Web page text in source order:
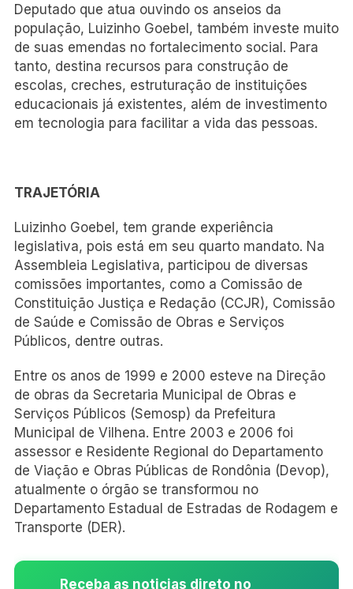
Deputado que atua ouvindo os anseios da
população, Luizinho Goebel, também investe muito
de suas emendas no fortalecimento social. Para
tanto, destina recursos para construção de
escolas, creches, estruturação de instituições
educacionais já existentes, além de investimento
em tecnologia para facilitar a vida das pessoas.
TRAJETÓRIA
Luizinho Goebel, tem grande experiência
legislativa, pois está em seu quarto mandato. Na
Assembleia Legislativa, participou de diversas
comissões importantes, como a Comissão de
Constituição Justiça e Redação (CCJR), Comissão
de Saúde e Comissão de Obras e Serviços
Públicos, dentre outras.
Entre os anos de 1999 e 2000 esteve na Direção
de obras da Secretaria Municipal de Obras e
Serviços Públicos (Semosp) da Prefeitura
Municipal de Vilhena. Entre 2003 e 2006 foi
assessor e Residente Regional do Departamento
de Viação e Obras Públicas de Rondônia (Devop),
atualmente o órgão se transformou no
Departamento Estadual de Estradas de Rodagem e
Transporte (DER).
Receba as noticias direto no